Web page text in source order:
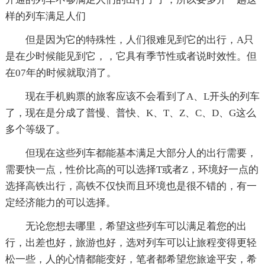
样的列车满足人们
但是因为它的特殊性，人们很难见到它的出行，A只
是在少时候能见到它，，它具有季节性或者说时效性。但
在07年的时候就取消了。
现在手机购票的旅客应该不会看到了A、L开头的列车
了，现在是分成了普慢、普快、K、T、Z、C、D、G这么
多个等级了。
但现在这些列车都能基本满足大部分人的出行需要，
需要快一点，性价比高的可以选择T或者Z，环境好一点的
选择高铁出行，高铁不仅快而且环境也是很不错的，有一
定经济能力的可以选择。
无论您想去哪里，希望这些列车可以满足着您的出
行，出差也好，旅游也好，选对列车可以让旅程变得更轻
松一些，人的心情都能变好，笔者都希望您旅途平安，希